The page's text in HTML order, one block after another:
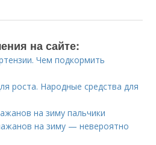
на сайте:
Чем подкормить
роста. Народные средства для
на зиму пальчики
на зиму — невероятно